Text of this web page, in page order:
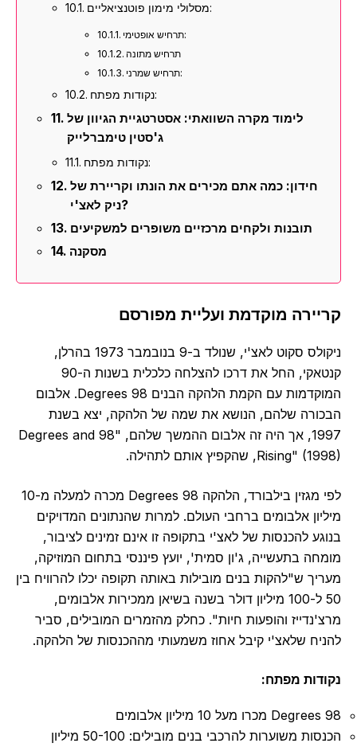
מסלולי מימון פוטנציאליים:
תרחיש אופטימי:
תרחיש מתונה
תרחיש שמרני:
נקודות מפתח:
לימוד מקרה השוואתי: אסטרטגיית הגיוון של
ג'סטין טימברלייק
נקודות מפתח:
חידון: כמה אתם מכירים את הונתו וקריירת של
ניק לאצ'י?
תובנות ולקחים מרכזיים משופרים למשקיעים
מסקנה
קריירה מוקדמת ועליית מפורסם
ניקולס סקוט לאצ'י, שנולד ב-9 בנובמבר 1973 בהרלן,
קנטאקי, החל את דרכו להצלחה כלכלית בשנות ה-90
המוקדמות עם הקמת הלהקה הבנים 98 Degrees. אלבום
הבכורה שלהם, הנושא את שמה של הלהקה, יצא בשנת
1997, אך היה זה אלבום ההמשך שלהם, "98 Degrees and
Rising" (1998), שהקפיץ אותם לתהילה.
לפי מגזין בילבורד, הלהקה 98 Degrees מכרה למעלה מ-10
מיליון אלבומים ברחבי העולם. למרות שהנתונים המדויקים
בנוגע להכנסות של לאצ'י בתקופה זו אינם זמינים לציבור,
מומחה בתעשייה, ג'ון סמית', יועץ פיננסי בתחום המוזיקה,
מעריך ש"להקות בנים מובילות באותה תקופה יכלו להרוויח בין
50 ל-100 מיליון דולר בשנה בשיאן ממכירות אלבומים,
מרצ'נדייז והופעות חיות". כחלק מהזמרים המובילים, סביר
להניח שלאצ'י קיבל אחוז משמעותי מההכנסות של הלהקה.
נקודות מפתח:
98 Degrees מכרו מעל 10 מיליון אלבומים
הכנסות משוערות להרכבי בנים מובילים: 50-100 מיליון